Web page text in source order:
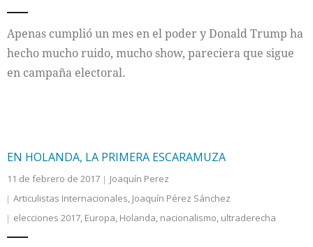
Apenas cumplió un mes en el poder y Donald Trump ha
hecho mucho ruido, mucho show, pareciera que sigue
en campaña electoral.
EN HOLANDA, LA PRIMERA ESCARAMUZA
11 de febrero de 2017
Joaquín Perez
Articulistas Internacionales, Joaquín Pérez Sánchez
elecciones 2017, Europa, Holanda, nacionalismo, ultraderecha